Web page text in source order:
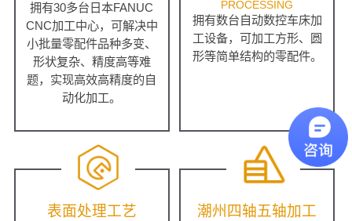
拥有30多台日本FANUC
CNC加工中心，可解决中
小批量零配件品种多变、
形状复杂、精度高等难
题，实现高效高精度的自
动化加工。
PROCESSING
拥有数台自动数控车床加
工设备，可加工方形、圆
形等简单结构的零配件。
表面处理工艺 潮州四轴五轴加工